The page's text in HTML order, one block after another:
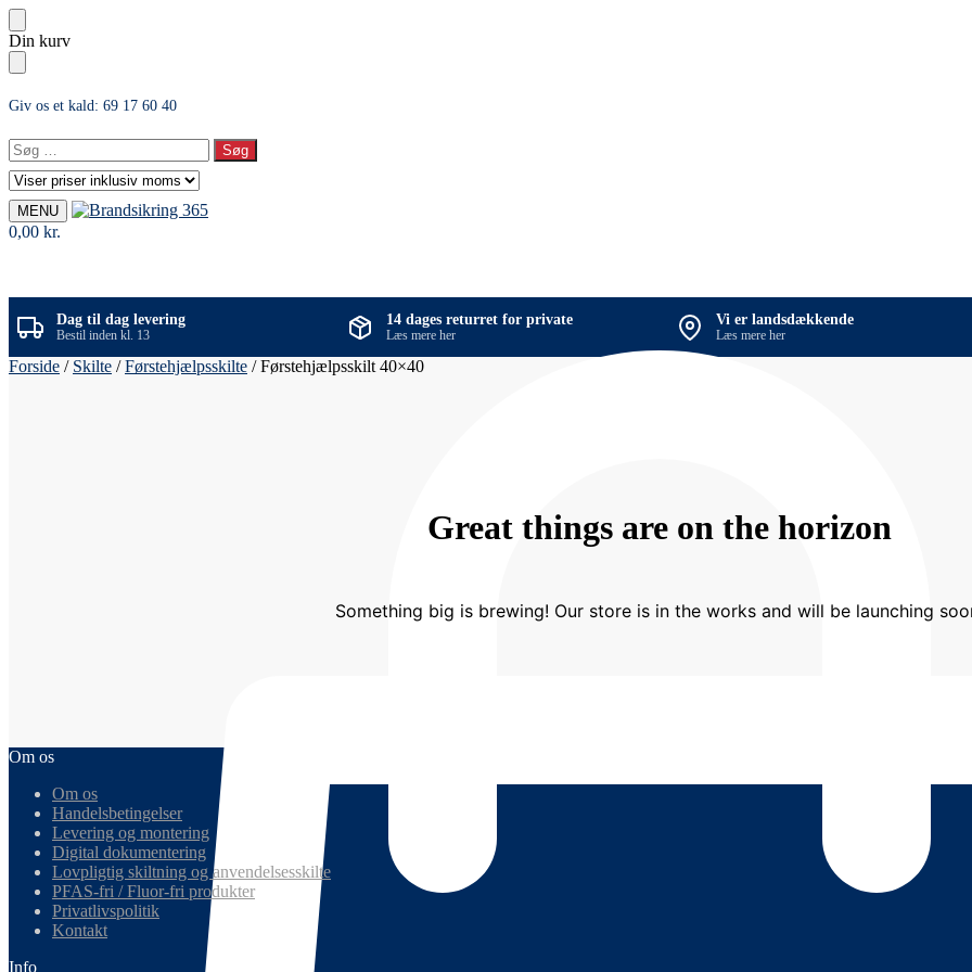
Skip
to
navigation
Skip
to
content
Din kurv
Giv os et kald: 69 17 60 40
Søg
efter:
MENU
0,00 kr.
Dag til dag levering
Bestil inden kl. 13
14 dages returret for private
Læs mere her
Vi er landsdækkende
Læs mere her
Forside / Skilte /Førstehjælpsskilte /Førstehjælpsskilt 40×40
Great things are on the horizon
Something big is brewing! Our store is in the works and will be launching
Om os
Om os
Handelsbetingelser
Levering og montering
Digital dokumentering
Lovpligtig skiltning og anvendelsesskilte
PFAS-fri / Fluor-fri produkter
Privatlivspolitik
Kontakt
Info